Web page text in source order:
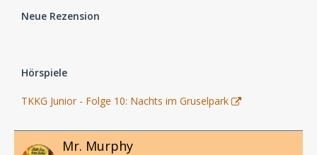
Neue Rezension
Hörspiele
TKKG Junior - Folge 10: Nachts im Gruselpark
Mr. Murphy